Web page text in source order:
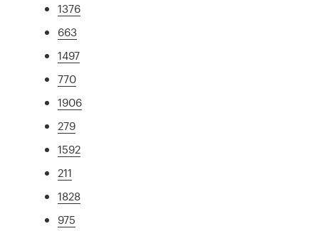
1376
663
1497
770
1906
279
1592
211
1828
975